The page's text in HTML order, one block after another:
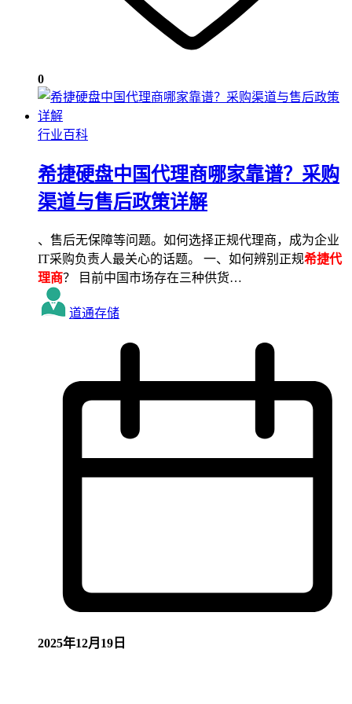
0
行业百科
希捷硬盘中国代理商哪家靠谱？采购
渠道与售后政策详解
、售后无保障等问题。如何选择正规代理商，成为企业
IT采购负责人最关心的话题。 一、如何辨别正规希捷代
理商？ 目前中国市场存在三种供货…
道通存储
2025年12月19日